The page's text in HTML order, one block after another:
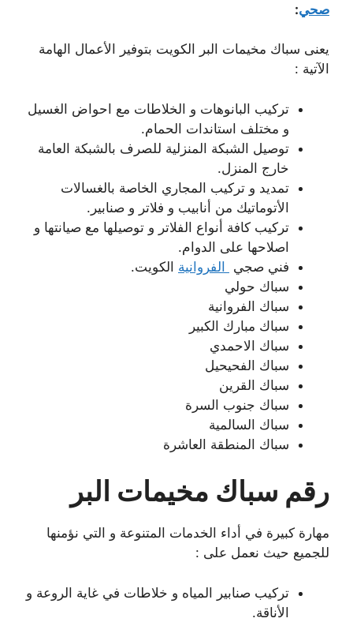
صحي:
يعنى سباك مخيمات البر الكويت بتوفير الأعمال الهامة
الآتية :
تركيب البانوهات و الخلاطات مع احواض الغسيل
و مختلف استاندات الحمام.
توصيل الشبكة المنزلية للصرف بالشبكة العامة
خارج المنزل.
تمديد و تركيب المجاري الخاصة بالغسالات
الأتوماتيك من أنابيب و فلاتر و صنابير.
تركيب كافة أنواع الفلاتر و توصيلها مع صيانتها و
اصلاحها على الدوام.
فني صجي الفروانية الكويت.
سباك حولي
سباك الفروانية
سباك مبارك الكبير
سباك الاحمدي
سباك الفحيحيل
سباك القرين
سباك جنوب السرة
سباك السالمية
سباك المنطقة العاشرة
رقم سباك مخيمات البر
مهارة كبيرة في أداء الخدمات المتنوعة و التي نؤمنها
للجميع حيث نعمل على :
تركيب صنابير المياه و خلاطات في غاية الروعة و
الأناقة.